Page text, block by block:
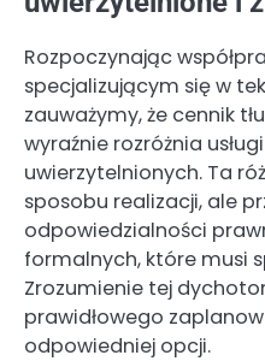
Rozpoczynając
specjalizującym się w
zauważymy, że cennik
wyraźnie rozróżnia
uwierzytelnionych. Ta
sposobu realizacji, ale
odpowiedzialności
formalnych, które musi
Zrozumienie tej
prawidłowego
odpowiedniej opcji.